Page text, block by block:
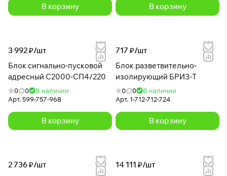
В корзину В корзину
3 992 ₽/шт
Блок сигнально-пусковой
адресный С2000-СП4/220
0 0
В наличии
Арт.599-757-968
В корзину
717 ₽/шт
Блок разветвительно-
изолирующий БРИЗ-Т
0 0
В наличии
Арт. 1-712-712-724
В корзину
2 736 ₽/шт
14 111 ₽/шт